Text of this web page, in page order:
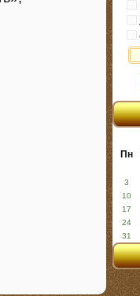
Пн
3
10
17
24
31